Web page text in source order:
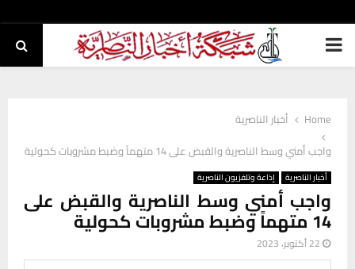
PRIMARY
Home
أخبار الناصرية
واجب أمني وسط الناصرية والقبض على 14 متهماً وضبط مشروبات كحولية
أخبار الناصرية إذاعة وتلفزيون الناصرية
واجب أمني وسط الناصرية والقبض على
14 متهماً وضبط مشروبات كحولية
22 أكتوبر، 2023